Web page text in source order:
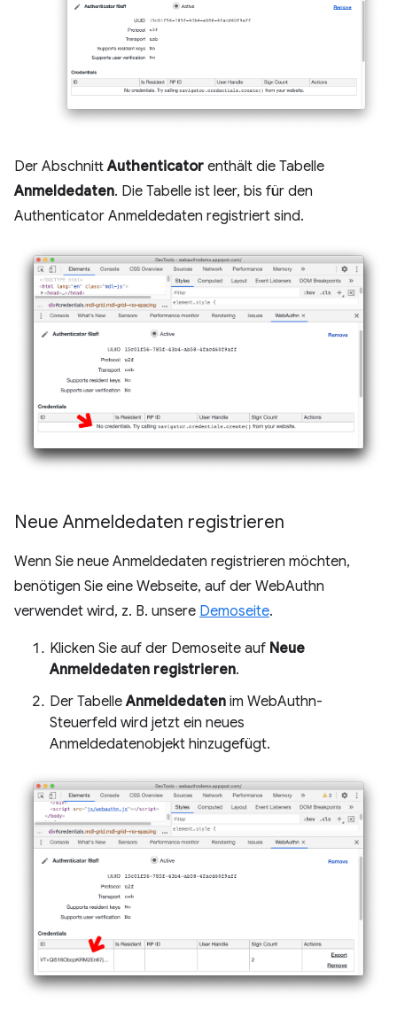
Der AbschnittAuthenticator enthält die Tabelle
Anmeldedaten. Die Tabelle ist leer, bis für den
Authenticator Anmeldedaten registriert sind.
Neue Anmeldedaten registrieren
Wenn Sie neue Anmeldedaten registrieren möchten,
benötigen Sie eine Webseite, auf der WebAuthn
verwendet wird, z. B. unsere Demoseite.
Klicken Sie auf der Demoseite auf Neue
Anmeldedaten registrieren.
Der TabelleAnmeldedaten im WebAuthn-
Steuerfeld wird jetzt ein neues
Anmeldedatenobjekt hinzugefügt.